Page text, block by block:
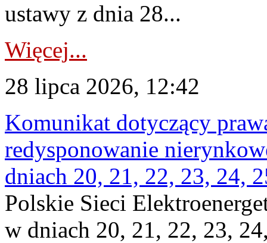
ustawy z dnia 28...
Więcej...
28 lipca 2026, 12:42
Komunikat dotyczący
redysponowanie
dniach 20, 21, 22, 23, 24,
Polskie Sieci
w dniach 20, 21, 22, 23,